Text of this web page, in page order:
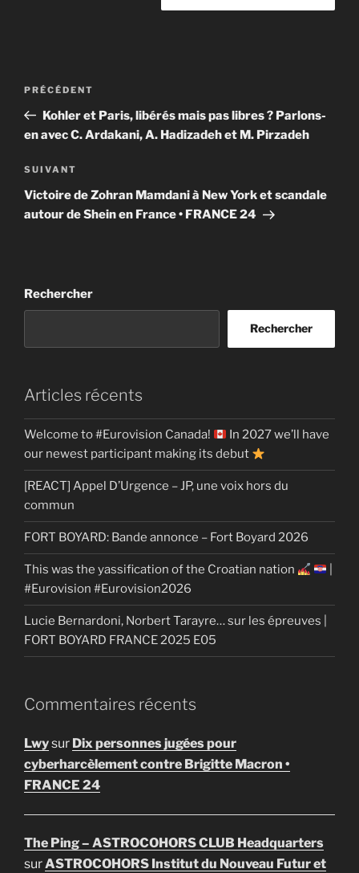
Navigation
l’article
Article
précédent
PRÉCÉDENT
Kohler et Paris, libérés mais pas libres ? Parlons-
en avec C. Ardakani, A. Hadizadeh et M. Pirzadeh
Article
suivant
SUIVANT
Victoire de Zohran Mamdani à New York et scandale
autour de Shein en France • FRANCE 24
Rechercher
Rechercher
Articles récents
Welcome to #Eurovision Canada!
In 2027 we’ll have
our newest participant making its debut
[REACT] Appel D’Urgence – JP, une voix hors du
commun
FORT BOYARD: Bande annonce – Fort Boyard 2026
This was the yassification of the Croatian nation
#Eurovision #Eurovision2026
Lucie Bernardoni, Norbert Tarayre… sur les épreuves |
FORT BOYARD FRANCE 2025 E05
Commentaires récents
Lwysur Dix personnes jugées pour
cyberharcèlement contre Brigitte Macron •
FRANCE 24
The Ping – ASTROCOHORS CLUB Headquarters
surASTROCOHORS Institut du Nouveau Futur et